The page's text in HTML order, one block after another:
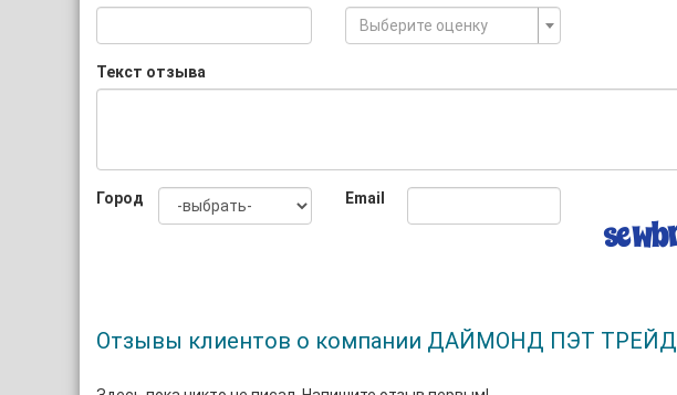
Выберите оценку
Текст отзыва
Город Email
Отзывы клиентов о компании ДАЙМОНД ПЭТ ТРЕЙД